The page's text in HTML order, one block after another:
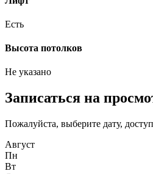
Есть
Высота потолков
Не указано
Записаться на
Пожалуйста, выберите дату,
Август
Пн
Вт